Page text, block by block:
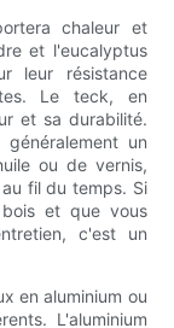
chaleur et
et l'eucalyptus
leur résistance
Le teck, en
et sa durabilité.
un
ou de vernis,
fil du temps. Si
et que vous
c'est un
en aluminium ou
L'aluminium